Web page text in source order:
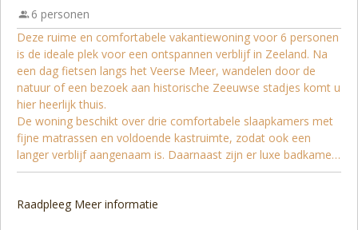
6 personen
Deze ruime en comfortabele vakantiewoning voor 6 personen
is de ideale plek voor een ontspannen verblijf in Zeeland. Na
een dag fietsen langs het Veerse Meer, wandelen door de
natuur of een bezoek aan historische Zeeuwse stadjes komt u
hier heerlijk thuis.
De woning beschikt over drie comfortabele slaapkamers met
fijne matrassen en voldoende kastruimte, zodat ook een
langer verblijf aangenaam is. Daarnaast zijn er luxe badkamers
en een complete keuken die van alle gemakken is voorzien.
Raadpleeg Meer informatie